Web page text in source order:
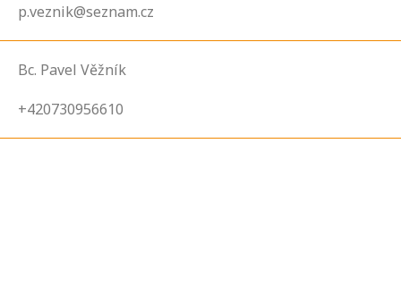
p.veznik@seznam.cz
Bc. Pavel Věžník
+420730956610